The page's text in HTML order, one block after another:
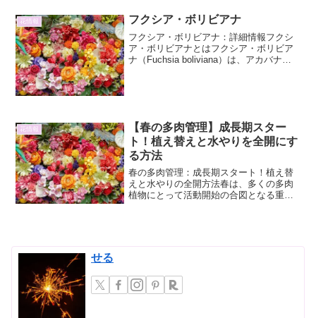
花情報 フクシア・ボリビアナ
フクシア・ボリビアナ：詳細情報フクシ
ア・ボリビアナとはフクシア・ボリビア
ナ（Fuchsia boliviana）は、アカバナ科
花情報
【春の多肉管理】成長期スター
ト！植え替えと水やりを全開にす
る方法
春の多肉管理：成長期スタート！植え替
えと水やりの全開方法春は、多くの多肉
植物にとって活動開始の合図となる重要
せる